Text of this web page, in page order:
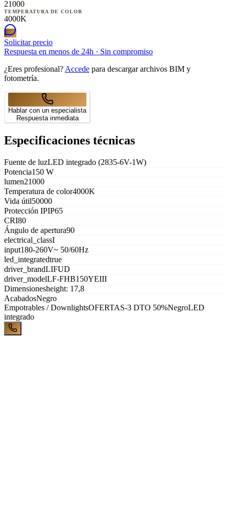
21000
TEMPERATURA DE COLOR
4000K
Solicitar precio
Respuesta en menos de 24h · Sin compromiso
¿Eres profesional? Accede para descargar archivos BIM y
fotometría.
Hablar con un especialista
Respuesta inmediata
Especificaciones técnicas
Fuente de luzLED integrado (2835-6V-1W)
Potencia150 W
lumen21000
Temperatura de color4000K
Vida útil50000
Protección IPIP65
CRI80
Ángulo de apertura90
electrical_classI
input180-260V~ 50/60Hz
led_integratedtrue
driver_brandLIFUD
driver_modelLF-FHB150YEIII
Dimensionesheight: 17,8
AcabadosNegro
Empotrables / DownlightsOFERTAS-3 DTO 50%NegroLED
integrado